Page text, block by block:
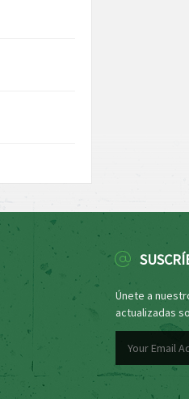
Únete a
actualizadas